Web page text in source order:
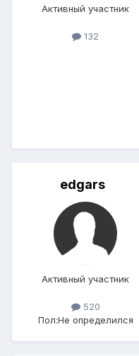
Активный участник
132
edgars
Активный участник
520
Пол:Не определился